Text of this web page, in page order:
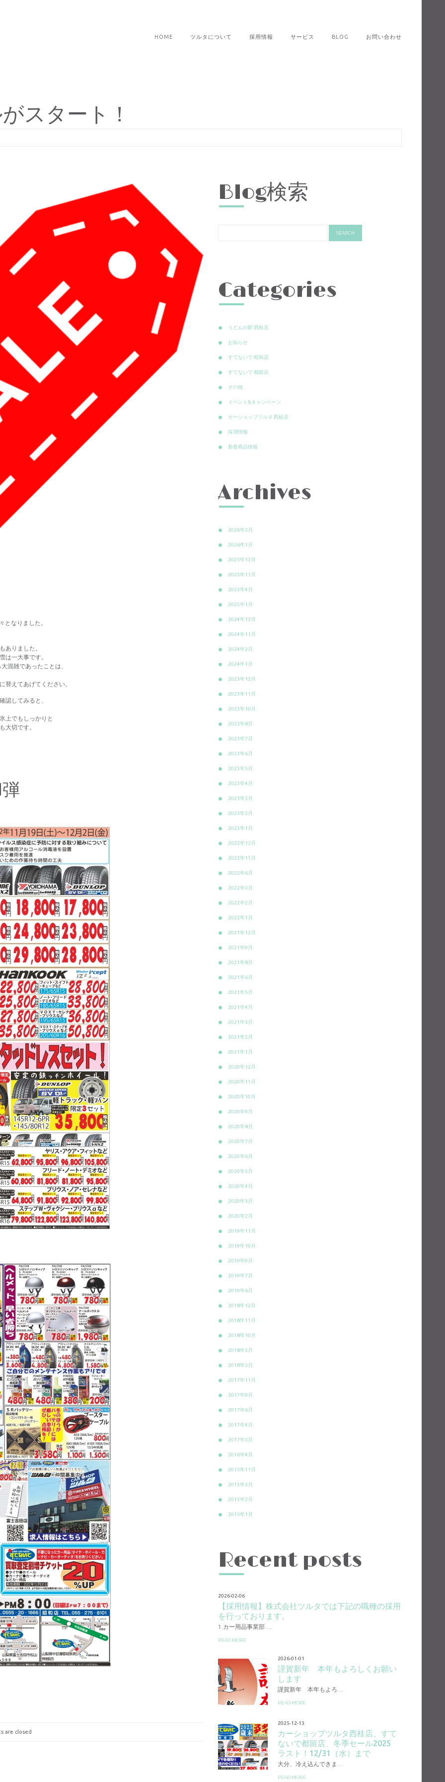
HOME ツルタについて 採用情報 サービス BLOG お問い合わせ
スタート！
となりました。
ありました。
は一大事です。
混雑であったことは、
替えてあげてください。
認してみると、
上でもしっかりと
大切です。
are closed
Blog検索
Categories
うどんの駅 西桂店
お知らせ
すてないで 昭和店
すてないで 都留店
その他
イベント&キャンペーン
カーショップツルタ 西桂店
採用情報
新着商品情報
Archives
2026年2月
2026年1月
2025年12月
2025年11月
2025年4月
2025年1月
2024年12月
2024年11月
2024年2月
2024年1月
2023年12月
2023年11月
2023年10月
2023年8月
2023年7月
2023年6月
2023年5月
2023年4月
2023年3月
2023年2月
2023年1月
2022年12月
2022年11月
2022年6月
2022年3月
2022年2月
2022年1月
2021年12月
2021年9月
2021年8月
2021年6月
2021年5月
2021年4月
2021年3月
2021年2月
2021年1月
2020年12月
2020年11月
2020年10月
2020年9月
2020年8月
2020年7月
2020年6月
2020年5月
2020年4月
2020年3月
2020年2月
2019年11月
2019年10月
2019年9月
2019年7月
2019年6月
2018年12月
2018年11月
2018年10月
2018年5月
2018年3月
2017年11月
2017年9月
2017年6月
2017年4月
2017年3月
2016年4月
2015年11月
2015年3月
2015年2月
2015年1月
Recent posts
2026-02-06
【採用情報】株式会社ツルタでは下記の職種の採用
を行っております。
1.カー用品事業部 …
READ MORE
2026-01-01
謹賀新年 本年もよろしくお願い
します
謹賀新年 本年もよろ…
READ MORE
2025-12-13
カーショップツルタ西桂店、すて
ないで都留店、冬季セール2025
ラスト！12/31（水）まで
大分、冷え込んできま…
READ MORE